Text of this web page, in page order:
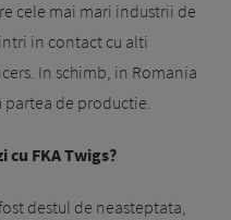
cele mai mari industrii de
in contact cu alti
In schimb, in Romania
de productie.
cu FKA Twigs?
destul de neasteptata,